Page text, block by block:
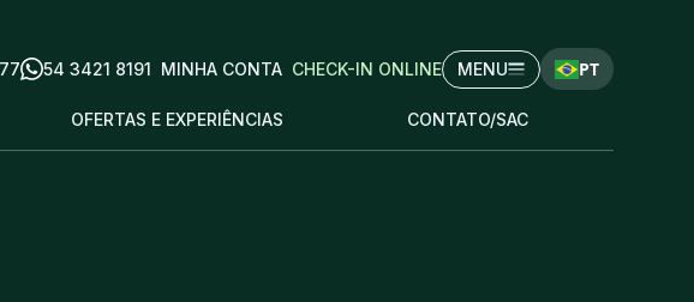
54 3421 8191 MINHA CONTA CHECK-IN ONLINE MENU PT
OFERTAS E EXPERIÊNCIAS CONTATO/SAC